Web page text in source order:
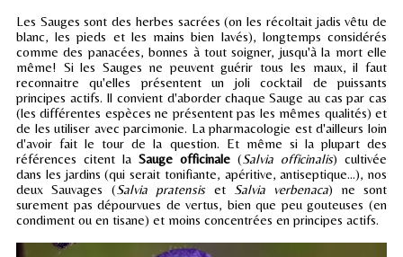
Les Sauges sont des herbes sacrées (on les récoltait jadis vêtu de
blanc, les pieds et les mains bien lavés), longtemps considérés
comme des panacées, bonnes à tout soigner, jusqu'à la mort elle
même! Si les Sauges ne peuvent guérir tous les maux, il faut
reconnaitre qu'elles présentent un joli cocktail de puissants
principes actifs. Il convient d'aborder chaque Sauge au cas par cas
(les différentes espèces ne présentent pas les mêmes qualités) et
de les utiliser avec parcimonie. La pharmacologie est d'ailleurs loin
d'avoir fait le tour de la question. Et même si la plupart des
références citent la Sauge officinale (Salvia officinalis) cultivée
dans les jardins (qui serait tonifiante, apéritive, antiseptique...), nos
deux Sauvages (Salvia pratensiset Salvia verbenaca) ne sont
surement pas dépourvues de vertus, bien que peu gouteuses (en
condiment ou en tisane) et moins concentrées en principes actifs.